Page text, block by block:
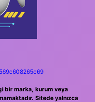
bir marka, kurum veya
Sitede yalnızca